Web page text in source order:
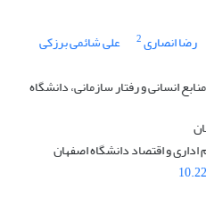
رضا انصاری2 علی شائمی برزکی
انسانی و رفتار سازمانی، دانشگاه
و اقتصاد دانشگاه اصفهان